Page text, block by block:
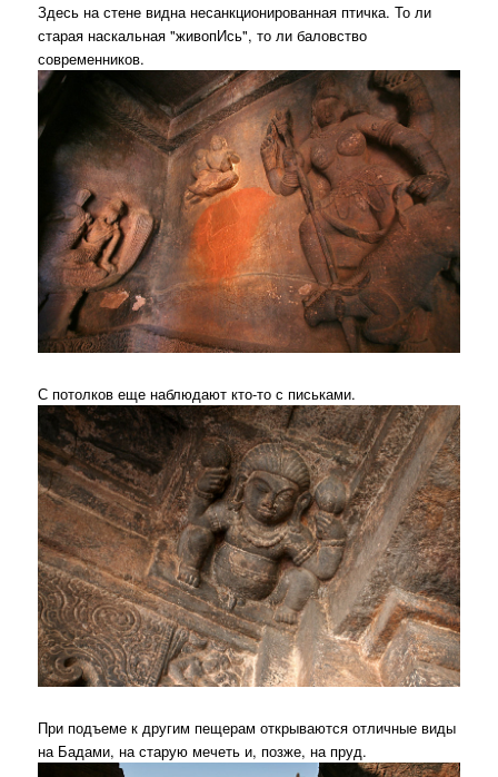
Здесь на стене видна несанкционированная птичка. То ли
старая наскальная "живопИсь", то ли баловство
современников.
С потолков еще наблюдают кто-то с письками.
При подъеме к другим пещерам открываются отличные виды
на Бадами, на старую мечеть и, позже, на пруд.